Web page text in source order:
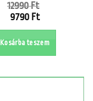
12990Ft
Original
12990 Ft.
9790 Ft
Current
price
is:
9790 Ft.
Kosárba teszem